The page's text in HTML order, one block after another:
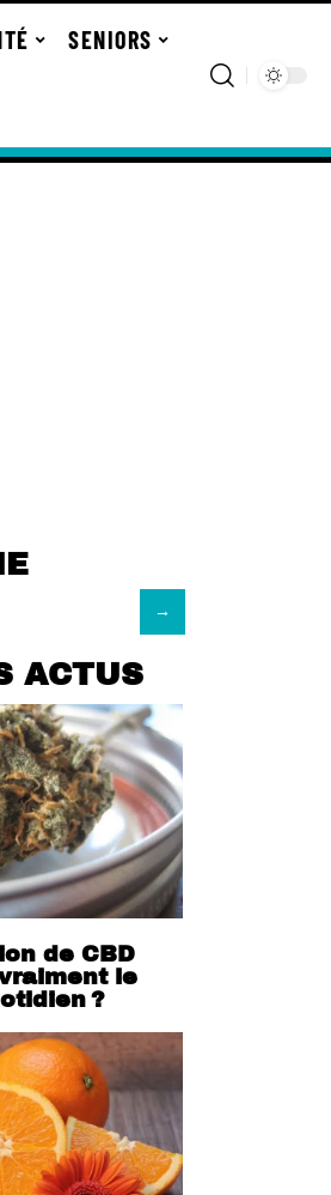
SENIORS
ACTUS
de CBD
le
?